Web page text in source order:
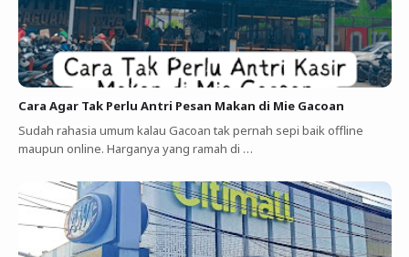
Cara Agar Tak Perlu Antri Pesan Makan di Mie Gacoan
Sudah rahasia umum kalau Gacoan tak pernah sepi baik offline
maupun online. Harganya yang ramah di …